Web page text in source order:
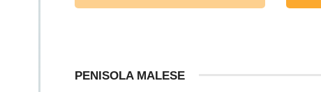
PENISOLA MALESE